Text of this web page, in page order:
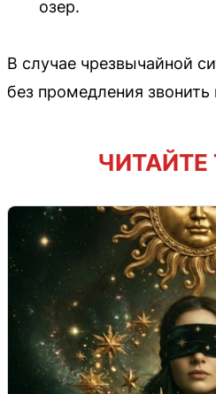
озер.
В случае чрезвычайной
без промедления звонить